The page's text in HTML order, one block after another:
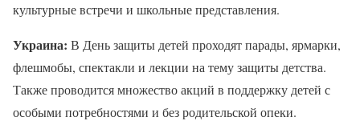
культурные встречи и школьные представления.
Украина: В День защиты детей проходят парады, ярмарки,
флешмобы, спектакли и лекции на тему защиты детства.
Также проводится множество акций в поддержку детей с
особыми потребностями и без родительской опеки.